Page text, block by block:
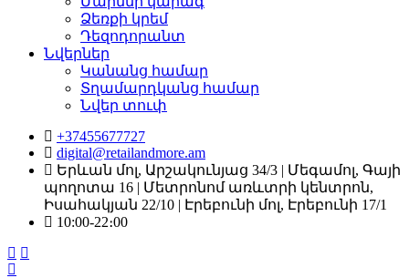
Ձեռքի կրեմ
Դեզոդորանտ
Նվերներ
Կանանց համար
Տղամարդկանց համար
Նվեր տուփ
+37455677727
digital@retailandmore.am
Երևան մոլ, Արշակունյաց 34/3 | Մեգամոլ, Գայի
պողոտա 16 | Մետրոնոմ առևտրի կենտրոն,
Իսահակյան 22/10 | Էրեբունի մոլ, Էրեբունի 17/1
10:00-22։00